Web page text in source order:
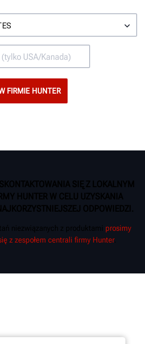
SIĘ Z LOKALNYM
HUNTER W CELU UZYSKANIA
ODPOWIEDZI.
niezwiązanych z produktami prosimy
z zespołem centrali firmy Hunter.